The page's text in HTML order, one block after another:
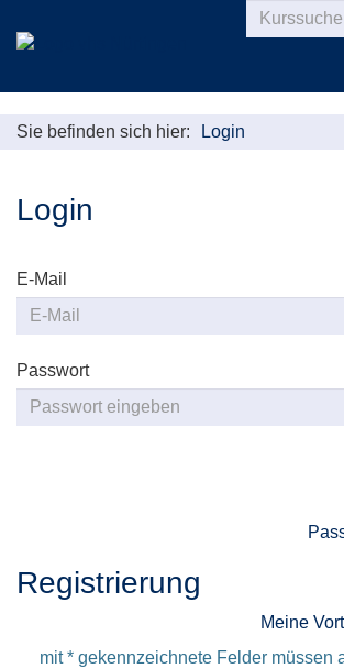
Sie befinden sich hier: Login
Login
E-Mail
Passwort
Registrierung
Meine
mit * gekennzeichnete Felder müssen